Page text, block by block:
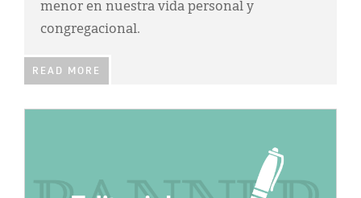
menor en nuestra vida personal y
congregacional.
READ MORE